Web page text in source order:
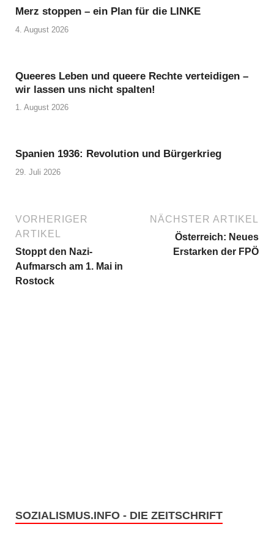
Merz stoppen – ein Plan für die LINKE
4. August 2026
Queeres Leben und queere Rechte verteidigen –
wir lassen uns nicht spalten!
1. August 2026
Spanien 1936: Revolution und Bürgerkrieg
29. Juli 2026
VORHERIGER
ARTIKEL
Stoppt den Nazi-
Aufmarsch am 1. Mai in
Rostock
NÄCHSTER ARTIKEL
Österreich: Neues
Erstarken der FPÖ
SOZIALISMUS.INFO - DIE ZEITSCHRIFT